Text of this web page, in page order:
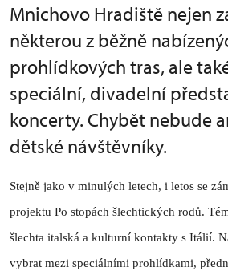
Mnichovo Hradiště nejen
některou z běžně
prohlídkových tras, ale
speciální, divadelní
koncerty. Chybět nebude
dětské návštěvníky.
Stejně jako v minulých letech, i letos se
projektu Po stopách šlechtických rodů.
šlechta italská a kulturní kontakty s Itálií.
vybrat mezi speciálními prohlídkami,